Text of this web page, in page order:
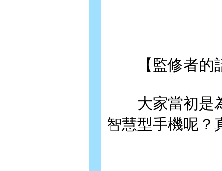
【監修者的
大家當初是為
智慧型手機呢？